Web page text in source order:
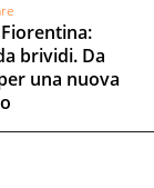
brividi. Da
una nuova